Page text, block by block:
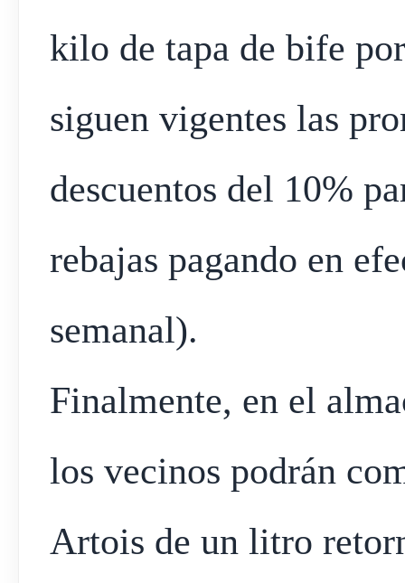
kilo de tapa de bife
siguen vigentes las
descuentos del 10%
rebajas pagando en
semanal).
Finalmente, en el
los vecinos podrán
Artois de un litro